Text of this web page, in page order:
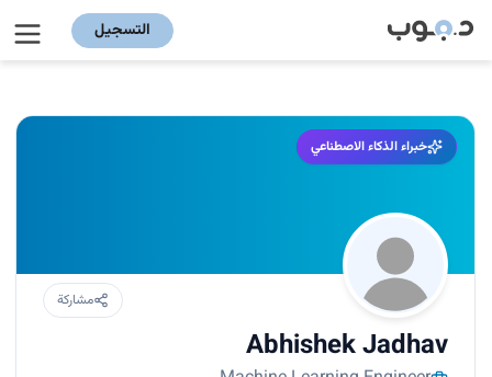
التسجيل
خبراء الذكاء الاصطناعي
مشاركة
Abhishek Jadhav